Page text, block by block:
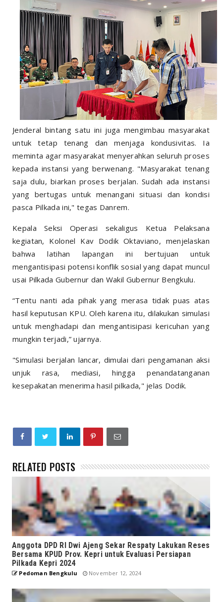
Jenderal bintang satu ini juga mengimbau masyarakat
untuk tetap tenang dan menjaga kondusivitas. Ia
meminta agar masyarakat menyerahkan seluruh proses
kepada instansi yang berwenang. "Masyarakat tenang
saja dulu, biarkan proses berjalan. Sudah ada instansi
yang bertugas untuk menangani situasi dan kondisi
pasca Pilkada ini," tegas Danrem.
Kepala Seksi Operasi sekaligus Ketua Pelaksana
kegiatan, Kolonel Kav Dodik Oktaviano, menjelaskan
bahwa latihan lapangan ini bertujuan untuk
mengantisipasi potensi konflik sosial yang dapat muncul
usai Pilkada Gubernur dan Wakil Gubernur Bengkulu.
“Tentu nanti ada pihak yang merasa tidak puas atas
hasil keputusan KPU. Oleh karena itu, dilakukan simulasi
untuk menghadapi dan mengantisipasi kericuhan yang
mungkin terjadi,” ujarnya.
"Simulasi berjalan lancar, dimulai dari pengamanan aksi
unjuk rasa, mediasi, hingga penandatanganan
kesepakatan menerima hasil pilkada," jelas Dodik.
RELATED POSTS
Anggota DPD RI Dwi Ajeng Sekar Respaty Lakukan Reses
Bersama KPUD Prov. Kepri untuk Evaluasi Persiapan
Pilkada Kepri 2024
Pedoman Bengkulu November 12, 2024